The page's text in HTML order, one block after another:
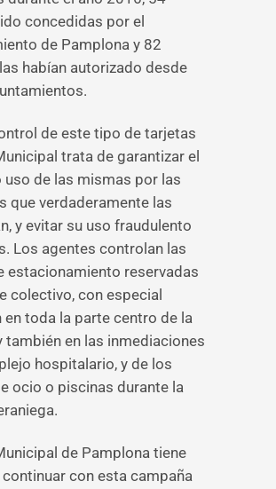
concedidas por el
de Pamplona y 82
habían autorizado desde
de este tipo de tarjetas
trata de garantizar el
de las mismas por las
que verdaderamente las
y evitar su uso fraudulento
Los agentes controlan las
estacionamiento reservadas
colectivo, con especial
en toda la parte centro de la
también en las inmediaciones
hospitalario, y de los
ocio o piscinas durante la
de Pamplona tiene
con esta campaña